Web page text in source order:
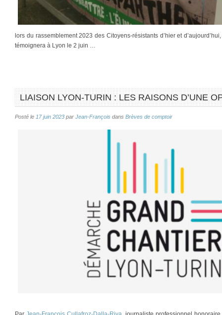
lors du rassemblement 2023 des Citoyens-résistants d’hier et
témoignera à Lyon le 2 juin …
LIAISON LYON-TURIN : LES RAISONS D’UNE
Posté le 17 juin 2023 par Jean-François dans Brèves de comptoir